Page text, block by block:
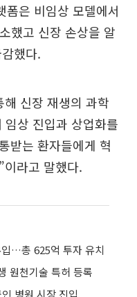
폼은 비임상 모델에서
했고 신장 손상을 알
했다.
신장 재생의 과학
상 진입과 상업화를
받는 환자들에게 혁
라고 말했다.
…총 625억 투자 유치
원천기술 특허 등록
병원 시장 진입